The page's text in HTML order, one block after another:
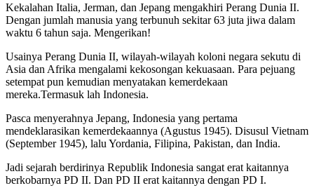
Kekalahan Italia, Jerman, dan Jepang mengakhiri Perang Dunia II.
Dengan jumlah manusia yang terbunuh sekitar 63 juta jiwa dalam
waktu 6 tahun saja. Mengerikan!
Usainya Perang Dunia II, wilayah-wilayah koloni negara sekutu di
Asia dan Afrika mengalami kekosongan kekuasaan. Para pejuang
setempat pun kemudian menyatakan kemerdekaan
mereka.Termasuk lah Indonesia.
Pasca menyerahnya Jepang, Indonesia yang pertama
mendeklarasikan kemerdekaannya (Agustus 1945). Disusul Vietnam
(September 1945), lalu Yordania, Filipina, Pakistan, dan India.
Jadi sejarah berdirinya Republik Indonesia sangat erat kaitannya
berkobarnya PD II. Dan PD II erat kaitannya dengan PD I.